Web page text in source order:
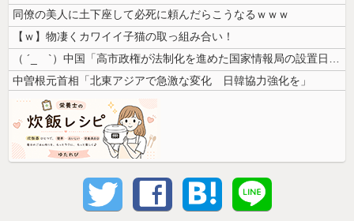
同僚の美人に土下座して必死に頼んだらこうなるｗｗｗ
【ｗ】物凄くカワイイ子猫の取っ組み合い！
（ ´_ゝ`）中国「高市政権が法制化を進めた国家情報局の設置日が7月3...
中曽根元首相「北東アジアで急激な変化 日韓協力強化を」